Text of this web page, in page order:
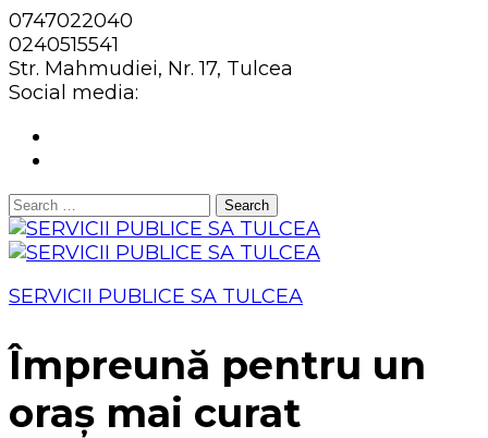
0747022040
0240515541
Str. Mahmudiei, Nr. 17, Tulcea
Social media:
Search
for:
SERVICII PUBLICE SA TULCEA
Împreună pentru un
oraș mai curat